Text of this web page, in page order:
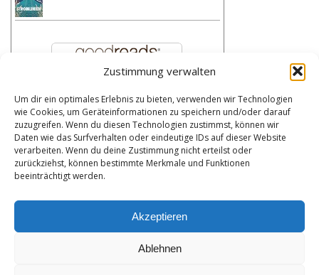
Zustimmung verwalten
Um dir ein optimales Erlebnis zu bieten, verwenden wir Technologien
wie Cookies, um Geräteinformationen zu speichern und/oder darauf
zuzugreifen. Wenn du diesen Technologien zustimmst, können wir
Daten wie das Surfverhalten oder eindeutige IDs auf dieser Website
verarbeiten. Wenn du deine Zustimmung nicht erteilst oder
zurückziehst, können bestimmte Merkmale und Funktionen
beeinträchtigt werden.
Akzeptieren
Ablehnen
Kategorien
Kategorien
Bibliothek
Meine Bibliothek durchsuchen